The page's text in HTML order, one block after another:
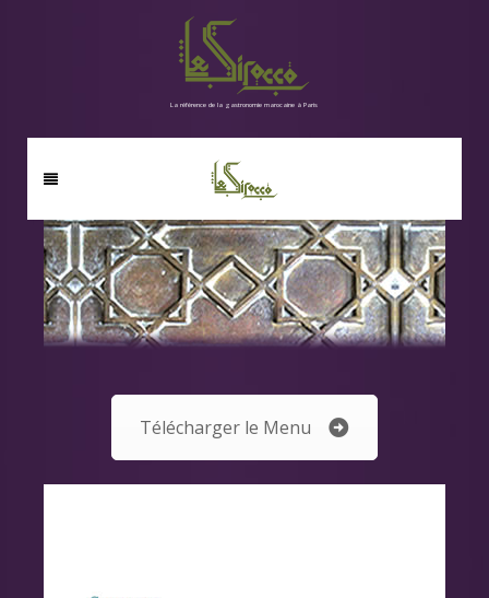
La référence de la gastronomie marocaine à Paris
Télécharger le Menu